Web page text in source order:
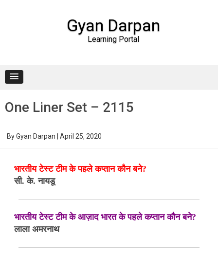
Gyan Darpan
Learning Portal
One Liner Set – 2115
ByGyan Darpan April 25, 2020
भारतीय टेस्ट टीम के पहले कप्तान कौन बने?
सी. के. नायडू
भारतीय टेस्ट टीम के आज़ाद भारत के पहले कप्तान कौन बने?
लाला अमरनाथ